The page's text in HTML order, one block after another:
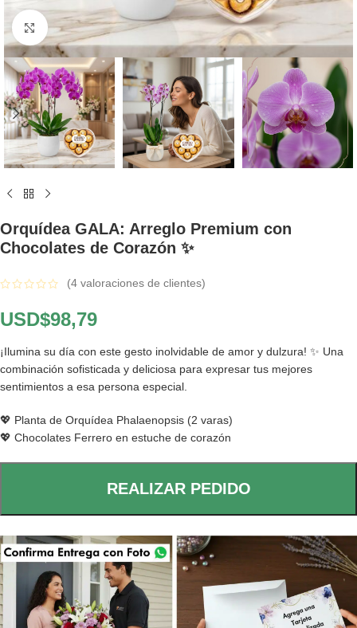
Click to enlarge
Orquídea GALA: Arreglo Premium con
Chocolates de Corazón ✨
(4 valoraciones de clientes)
USD$98,79
¡Ilumina su día con este gesto inolvidable de amor y dulzura! ✨ Una
combinación sofisticada y deliciosa para expresar tus mejores
sentimientos a esa persona especial.
💖 Planta de Orquídea Phalaenopsis (2 varas)
💖 Chocolates Ferrero en estuche de corazón
REALIZAR PEDIDO